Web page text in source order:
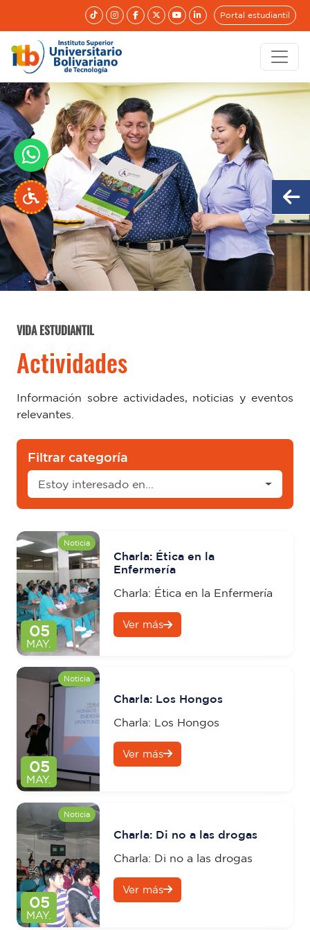
Portal estudiantil
VIDA ESTUDIANTIL
Actividades
Información sobre actividades, noticias y eventos
relevantes.
Filtrar categoría
Estoy interesado en...
05
MAY.
Noticia
Charla: Ética en la
Enfermería
Charla: Ética en la Enfermería
Ver más
05
MAY.
Noticia
Charla: Los Hongos
Charla: Los Hongos
Ver más
05
MAY.
Noticia
Charla: Di no a las drogas
Charla: Di no a las drogas
Ver más